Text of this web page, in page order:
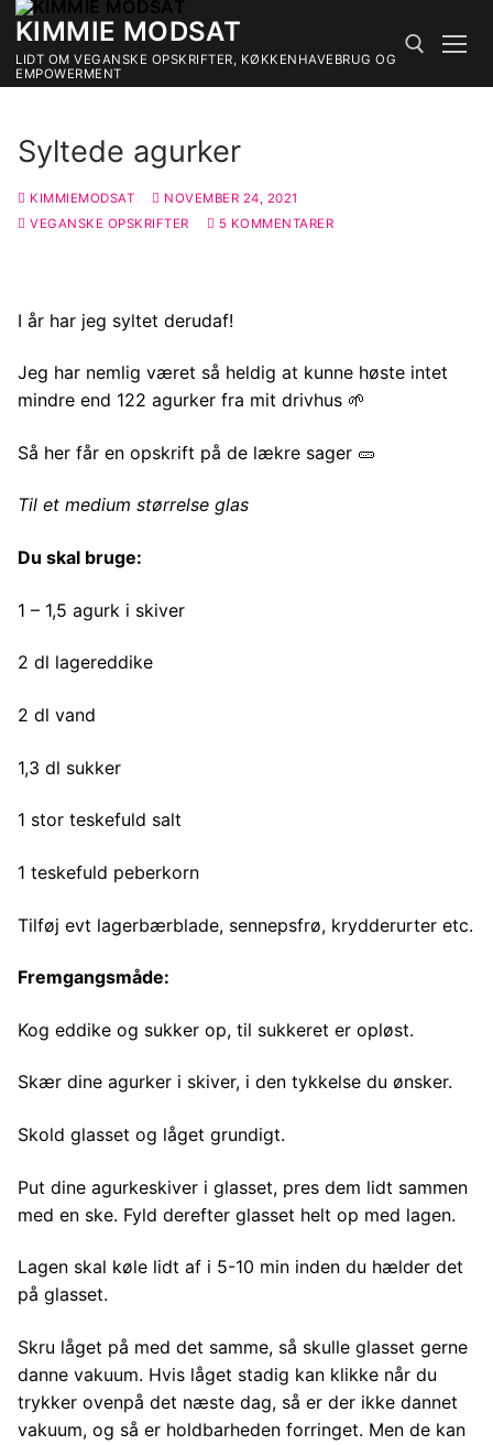
Spring
indhold
KIMMIE MODSAT
LIDT OM VEGANSKE OPSKRIFTER, KØKKENHAVEBRUG OG
EMPOWERMENT
Syltede agurker
KIMMIEMODSAT
NOVEMBER 24, 2021
VEGANSKE OPSKRIFTER
5 KOMMENTARER
I år har jeg syltet derudaf!
Jeg har nemlig været så heldig at kunne høste intet
mindre end 122 agurker fra mit drivhus 🌱
Så her får en opskrift på de lækre sager 🥒
Til et medium størrelse glas
Du skal bruge:
1 – 1,5 agurk i skiver
2 dl lagereddike
2 dl vand
1,3 dl sukker
1 stor teskefuld salt
1 teskefuld peberkorn
Tilføj evt lagerbærblade, sennepsfrø, krydderurter etc.
Fremgangsmåde:
Kog eddike og sukker op, til sukkeret er opløst.
Skær dine agurker i skiver, i den tykkelse du ønsker.
Skold glasset og låget grundigt.
Put dine agurkeskiver i glasset, pres dem lidt sammen
med en ske. Fyld derefter glasset helt op med lagen.
Lagen skal køle lidt af i 5-10 min inden du hælder det
på glasset.
Skru låget på med det samme, så skulle glasset gerne
danne vakuum. Hvis låget stadig kan klikke når du
trykker ovenpå det næste dag, så er der ikke dannet
vakuum, og så er holdbarheden forringet. Men de kan